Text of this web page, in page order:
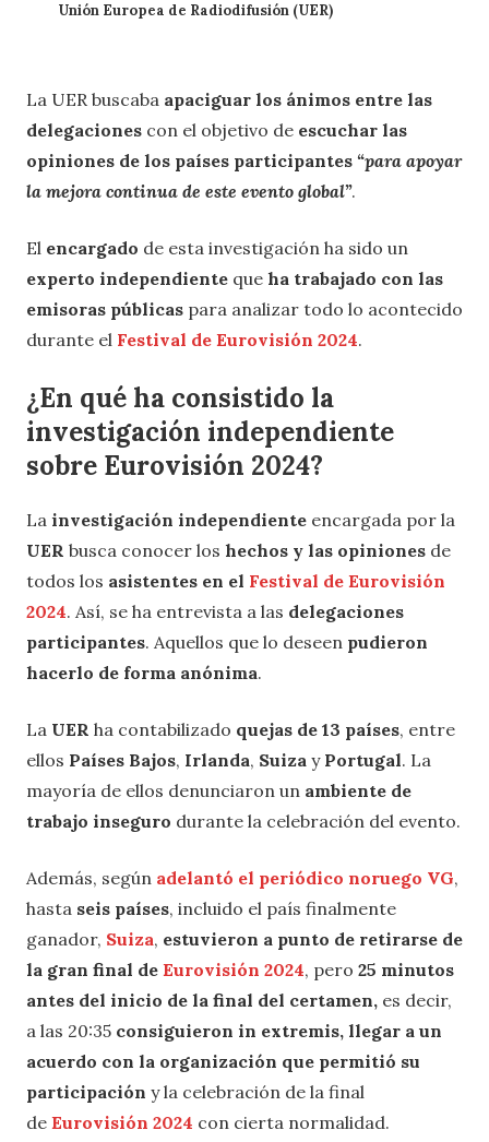
Unión Europea de Radiodifusión (UER)
La UER buscaba apaciguar los ánimos entre las
delegaciones con el objetivo de escuchar las
opiniones de los países participantes “para apoyar
la mejora continua de este evento global”.
El encargado de esta investigación ha sido un
experto independiente que ha trabajado con las
emisoras públicas para analizar todo lo acontecido
durante el Festival de Eurovisión 2024.
¿En qué ha consistido la
investigación independiente
sobre Eurovisión 2024?
La investigación independiente encargada por la
UER busca conocer los hechos y las opiniones de
todos los asistentes en el Festival de Eurovisión
2024. Así, se ha entrevista a las delegaciones
participantes. Aquellos que lo deseen pudieron
hacerlo de forma anónima.
La UER ha contabilizado quejas de 13 países, entre
ellos Países Bajos, Irlanda, Suiza y Portugal. La
mayoría de ellos denunciaron un ambiente de
trabajo inseguro durante la celebración del evento.
Además, según adelantó el periódico noruego VG,
hasta seis países, incluido el país finalmente
ganador, Suiza, estuvieron a punto de retirarse de
la gran final de Eurovisión 2024, pero 25 minutos
antes del inicio de la final del certamen, es decir,
a las 20:35 consiguieron in extremis, llegar a un
acuerdo con la organización que permitió su
participación y la celebración de la final
de Eurovisión 2024 con cierta normalidad.